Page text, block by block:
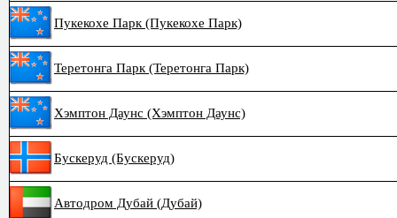
Пукекохе Парк (Пукекохе Парк)
Теретонга Парк (Теретонга Парк)
Хэмптон Даунс (Хэмптон Даунс)
Бускеруд (Бускеруд)
Автодром Дубай (Дубай)